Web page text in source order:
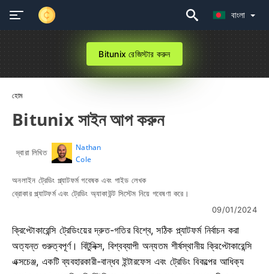
বাংলা
Bitunix রেজিস্টার করুন
হোম
Bitunix সাইন আপ করুন
দ্বারা লিখিত
Nathan
Cole
অনলাইন ট্রেডিং প্ল্যাটফর্ম গবেষক এবং গাইড লেখক
ব্রোকার প্ল্যাটফর্ম এবং ট্রেডিং অ্যাকাউন্ট সিস্টেম নিয়ে গবেষণা করে।
09/01/2024
ক্রিপ্টোকারেন্সি ট্রেডিংয়ের দ্রুত-গতির বিশ্বে, সঠিক প্ল্যাটফর্ম নির্বাচন করা
অত্যন্ত গুরুত্বপূর্ণ। বিটুনিক্স, বিশ্বব্যাপী অন্যতম শীর্ষস্থানীয় ক্রিপ্টোকারেন্সি
এক্সচেঞ্জ, একটি ব্যবহারকারী-বান্ধব ইন্টারফেস এবং ট্রেডিং বিকল্পের আধিক্য